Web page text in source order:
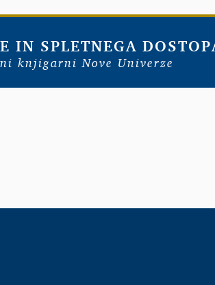
IN SPLETNEGA
knjigarni Nove Univerze